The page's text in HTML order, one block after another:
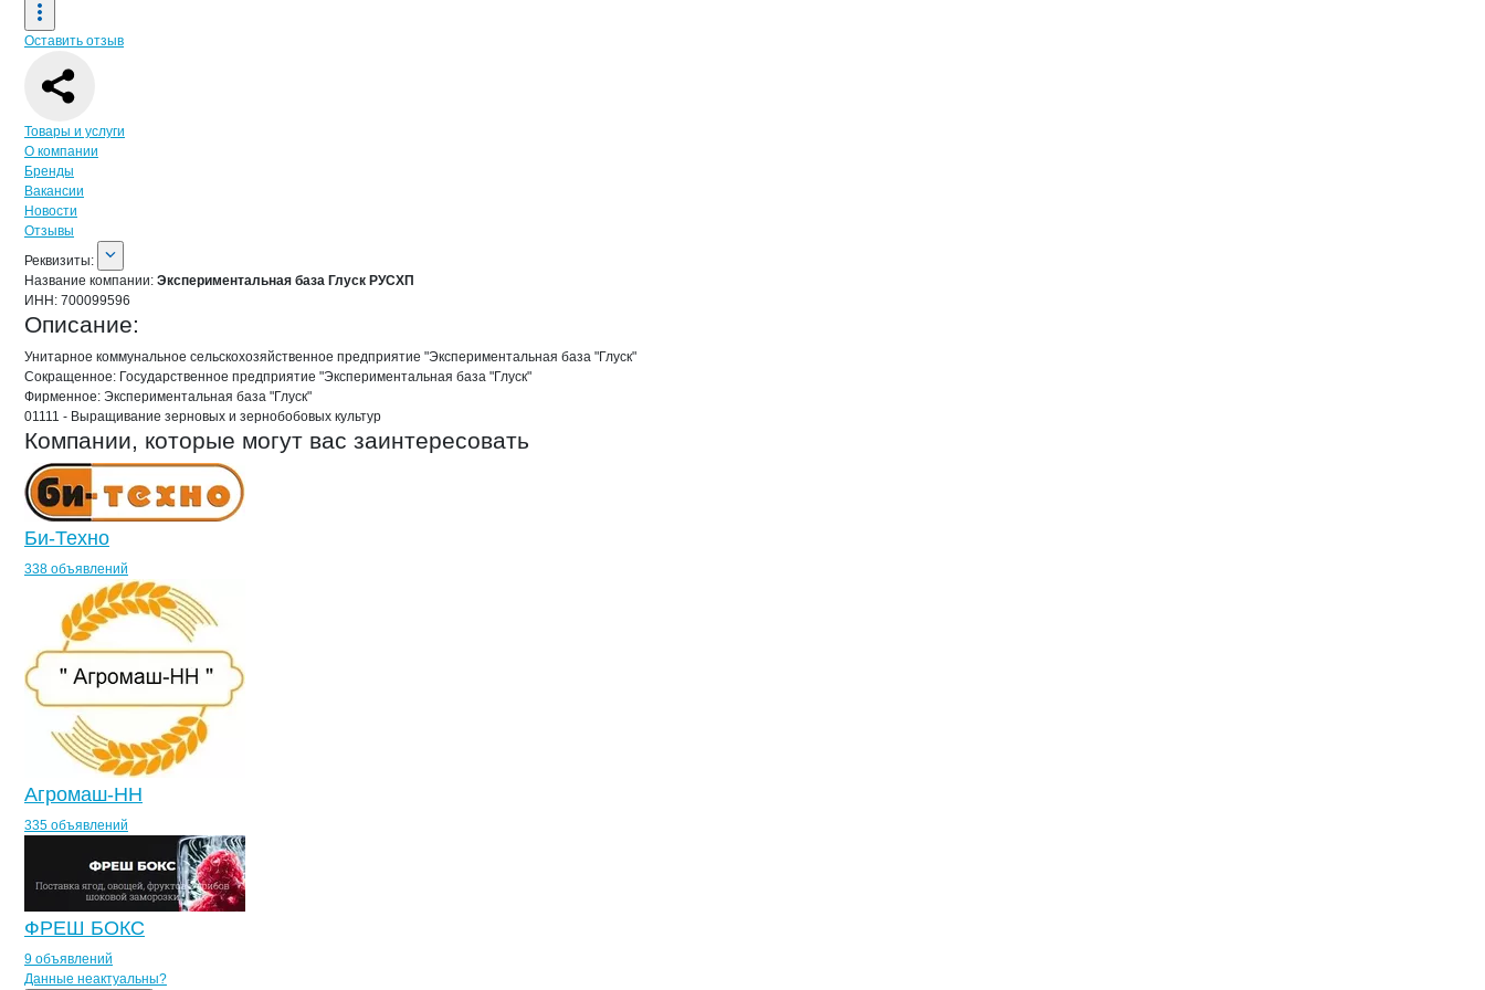
Оставить отзыв
Навигация по странице
Товары и услуги
О компании
Бренды
Вакансии
Новости
Отзывы
О компании
Реквизиты
Реквизиты:
Название компании: Экспериментальная база Глуск РУСХП
ИНН: 700099596
Описание:
Унитарное коммунальное сельскохозяйственное предприятие "Экспериментальная база "Глуск"
Сокращенное: Государственное предприятие "Экспериментальная база "Глуск"
Фирменное: Экспериментальная база "Глуск"
01111 - Выращивание зерновых и зернобобовых культур
Компании, которые могут вас заинтересовать
Би-Техно
338 объявлений
Агромаш-НН
335 объявлений
ФРЕШ БОКС
9 объявлений
Контактыкомпании
+7(800)000-00-..
Данные неактуальны?